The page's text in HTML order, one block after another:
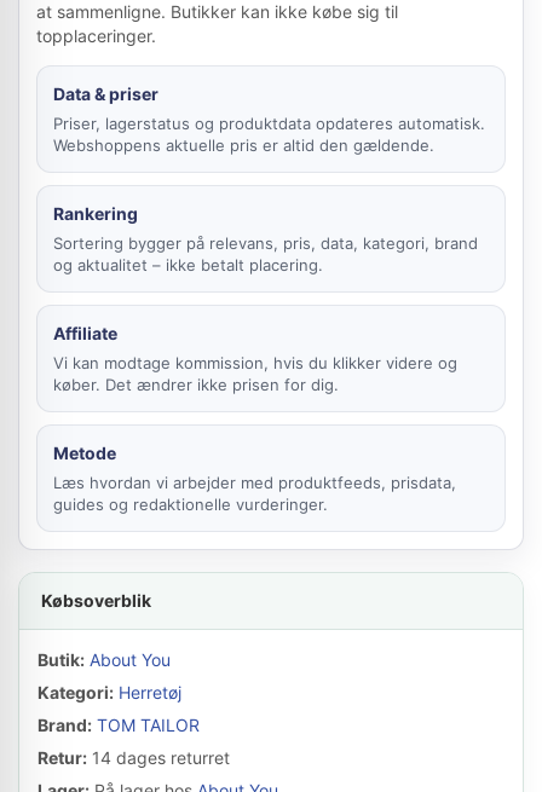
at sammenligne. Butikker kan ikke købe sig til
topplaceringer.
Data & priser
Priser, lagerstatus og produktdata opdateres automatisk.
Webshoppens aktuelle pris er altid den gældende.
Rankering
Sortering bygger på relevans, pris, data, kategori, brand
og aktualitet – ikke betalt placering.
Affiliate
Vi kan modtage kommission, hvis du klikker videre og
køber. Det ændrer ikke prisen for dig.
Metode
Læs hvordan vi arbejder med produktfeeds, prisdata,
guides og redaktionelle vurderinger.
Købsoverblik
Butik: About You
Kategori: Herretøj
Brand: TOM TAILOR
Retur: 14 dages returret